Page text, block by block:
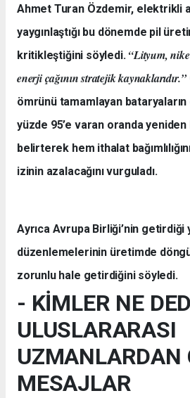
Ahmet Turan Özdemir, elektrikli
yaygınlaştığı bu dönemde pil
kritikleştiğini söyledi. “Lityum,
enerji çağının stratejik kaynaklarıdır.”
ömrünü tamamlayan
yüzde 95’e varan oranda yeniden
belirterek hem ithalat
izinin azalacağını vurguladı.
Ayrıca Avrupa Birliği’nin getirdiği
düzenlemelerinin üretimde
zorunlu hale getirdiğini söyledi.
- KİMLER NE
ULUSLARARASI
UZMANLARDAN
MESAJLAR